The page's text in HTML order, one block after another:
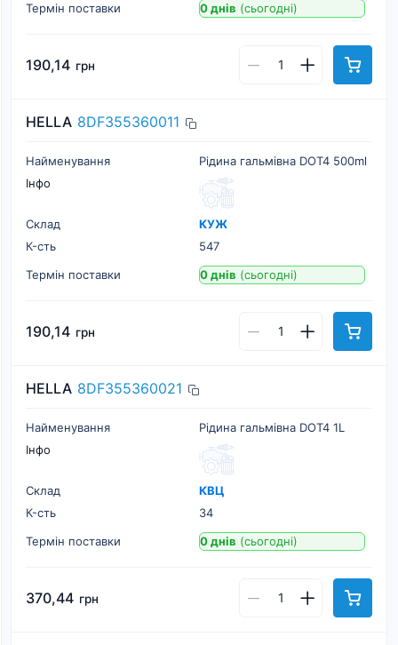
Термін поставки
0 днів (сьогодні)
190,14 грн
HELLA 8DF355360011
Найменування
Рідина гальмівна DOT4 500ml
Інфо
Склад
КУЖ
К-cть
547
Термін поставки
0 днів (сьогодні)
190,14 грн
HELLA 8DF355360021
Найменування
Рідина гальмівна DOT4 1L
Інфо
Склад
КВЦ
К-cть
34
Термін поставки
0 днів (сьогодні)
370,44 грн